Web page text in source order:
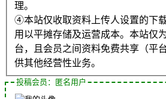
理。
④本站仅收取资料上传人设置的下
用以平摊存储及运营成本。本站仅
台，且会员之间资料免费共享（平
供其他经营性业务。
投稿会员：匿名用户